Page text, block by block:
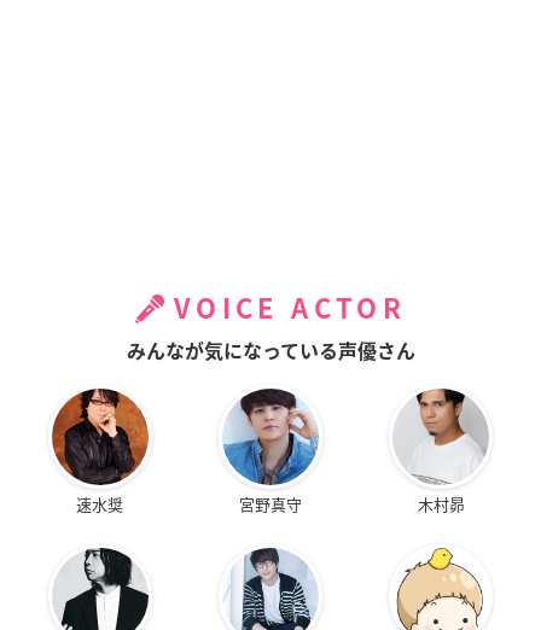
VOICE ACTOR
みんなが気になっている声優さん
速水奨 宮野真守 木村昴